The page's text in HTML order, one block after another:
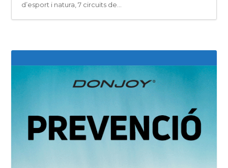
d’esport i natura, 7 circuits de...